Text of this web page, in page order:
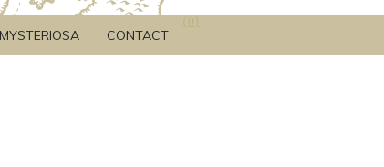
( 0 )
CONTACT
MYSTERIOSA